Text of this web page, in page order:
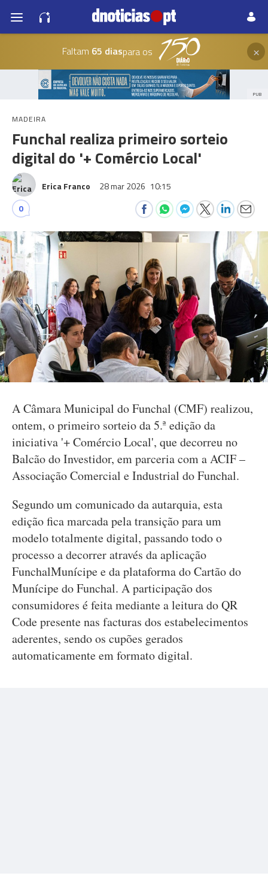
Faltam 65 diaspara os ×
PUB
MADEIRA
Funchal realiza primeiro sorteio
digital do '+ Comércio Local'
Erica Franco 28 mar 2026 10:15
0
A Câmara Municipal do Funchal (CMF) realizou,
ontem, o primeiro sorteio da 5.ª edição da
iniciativa '+ Comércio Local', que decorreu no
Balcão do Investidor, em parceria com a ACIF –
Associação Comercial e Industrial do Funchal.
Segundo um comunicado da autarquia, esta
edição fica marcada pela transição para um
modelo totalmente digital, passando todo o
processo a decorrer através da aplicação
FunchalMunícipe e da plataforma do Cartão do
Munícipe do Funchal. A participação dos
consumidores é feita mediante a leitura do QR
Code presente nas facturas dos estabelecimentos
aderentes, sendo os cupões gerados
automaticamente em formato digital.